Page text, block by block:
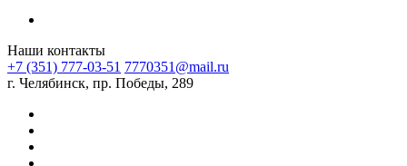
Наши контакты
+7 (351) 777-03-51 7770351@mail.ru
г. Челябинск, пр. Победы, 289